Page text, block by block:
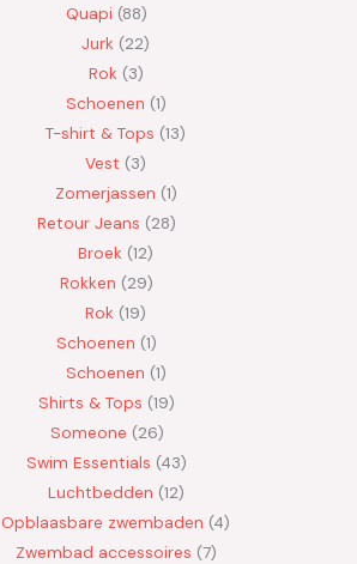
Quapi 88
Jurk 22
Rok 3
Schoenen 1
T-shirt & Tops 13
Vest
3
Zomerjassen 1
Retour Jeans
28
Broek 12
Rokken
29
Rok 19
Schoenen 1
Schoenen 1
Shirts & Tops 19
Someone 26
Swim Essentials 43
Luchtbedden 12
Opblaasbare zwembaden 4
Zwembad accessoires 7